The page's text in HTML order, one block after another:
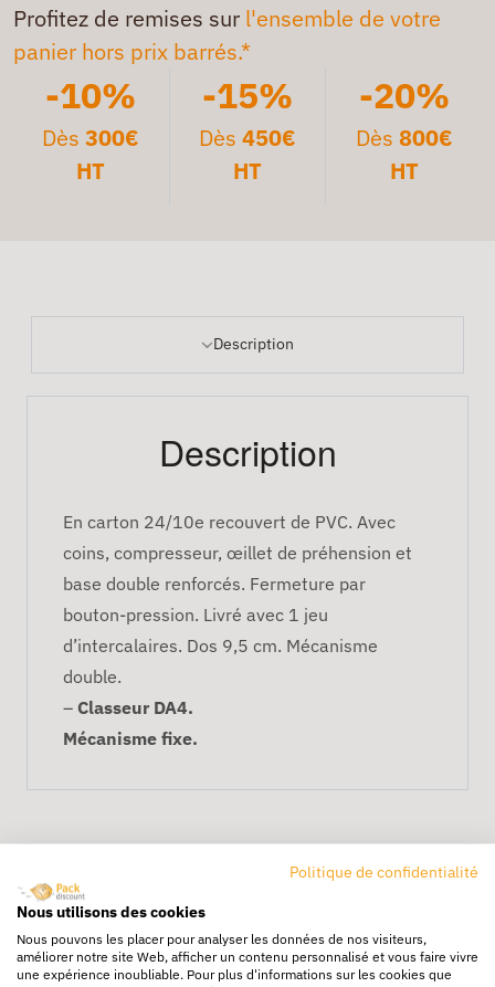
Profitez de remises sur l'ensemble de votre
panier hors prix barrés.*
-10%
Dès300€
HT
-15%
Dès 450€
HT
-20%
Dès 800€
HT
Description
Description
En carton 24/10e recouvert de PVC. Avec
coins, compresseur, œillet de préhension et
base double renforcés. Fermeture par
bouton-pression. Livré avec 1 jeu
d’intercalaires. Dos 9,5 cm. Mécanisme
double.
– Classeur DA4.
Mécanisme fixe.
Livraison rapide
Politique de confidentialité
Nous utilisons des cookies
Nous pouvons les placer pour analyser les données de nos visiteurs,
améliorer notre site Web, afficher un contenu personnalisé et vous faire vivre
une expérience inoubliable. Pour plus d'informations sur les cookies que